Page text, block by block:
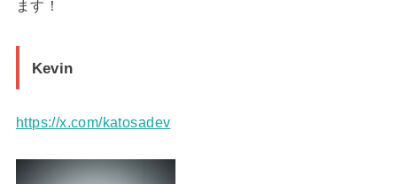
ます！
Kevin
https://x.com/katosadev